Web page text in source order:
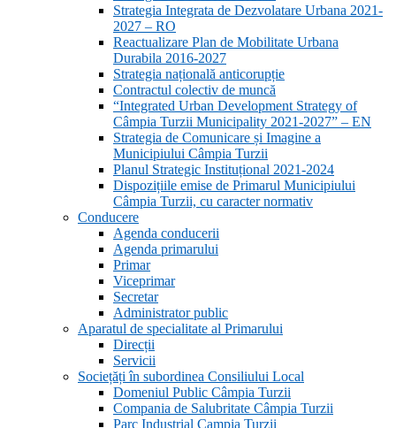
Strategia Integrata de Dezvolatare Urbana 2021-
2027 – RO
Reactualizare Plan de Mobilitate Urbana
Durabila 2016-2027
Strategia națională anticorupție
Contractul colectiv de muncă
“Integrated Urban Development Strategy of
Câmpia Turzii Municipality 2021-2027” – EN
Strategia de Comunicare și Imagine a
Municipiului Câmpia Turzii
Planul Strategic Instituțional 2021-2024
Dispozițiile emise de Primarul Municipiului
Câmpia Turzii, cu caracter normativ
Conducere
Agenda conducerii
Agenda primarului
Primar
Viceprimar
Secretar
Administrator public
Aparatul de specialitate al Primarului
Direcții
Servicii
Sociețăți în subordinea Consiliului Local
Domeniul Public Câmpia Turzii
Compania de Salubritate Câmpia Turzii
Parc Industrial Campia Turzii